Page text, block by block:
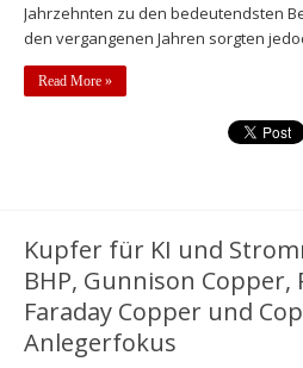
Jahrzehnten zu den bedeutendsten
den vergangenen Jahren sorgten
Read More »
Kupfer für KI und
BHP, Gunnison Copper,
Faraday Copper und
Anlegerfokus